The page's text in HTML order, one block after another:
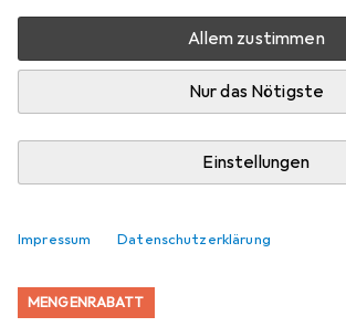
Allem zustimmen
Nur das Nötigste
Einstellungen
Impressum Datenschutzerklärung
Möbelgleiter + Schutzpuffer.
Möbelgleiter + Schutzpuffer
MENGENRABATT